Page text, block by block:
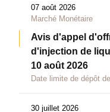
07 août 2026
Marché Monétaire
Avis d'appel
d'injection de
10 août 2026
Date limite de dépôt
30 juillet 2026